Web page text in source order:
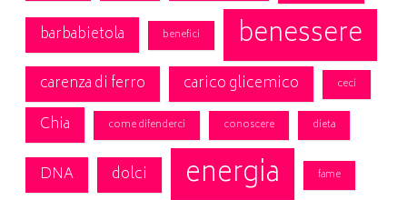
barbabietola
benefici benessere
carenza di ferro carico glicemico ceci
Chia come difenderci conoscere dieta
DNA dolci energia fame